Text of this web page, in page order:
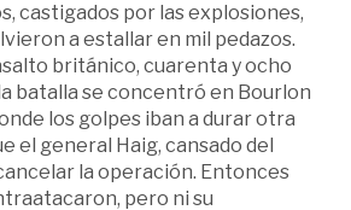
castigados por las explosiones,
a estallar en mil pedazos.
británico, cuarenta y ocho
batalla se concentró en Bourlon
los golpes iban a durar otra
el general Haig, cansado del
la operación. Entonces
pero ni su